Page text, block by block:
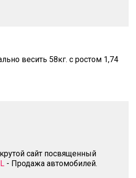
весить 58кг. с ростом 1,74
сайт посвященный
- Продажа автомобилей.